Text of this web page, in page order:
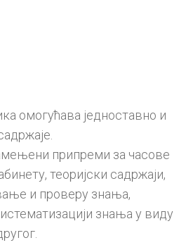
омогућава једноставно и
припреми за часове
теоријски садржаји,
и проверу знања,
знања у виду